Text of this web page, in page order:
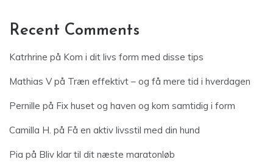
Recent Comments
Katrhrine på Kom i dit livs form med disse tips
Mathias Vpå Træn effektivt – og få mere tid i hverdagen
Pernille på Fix huset og haven og kom samtidig i form
Camilla H. på Få en aktiv livsstil med din hund
Pia på Bliv klar til dit næste maratonløb